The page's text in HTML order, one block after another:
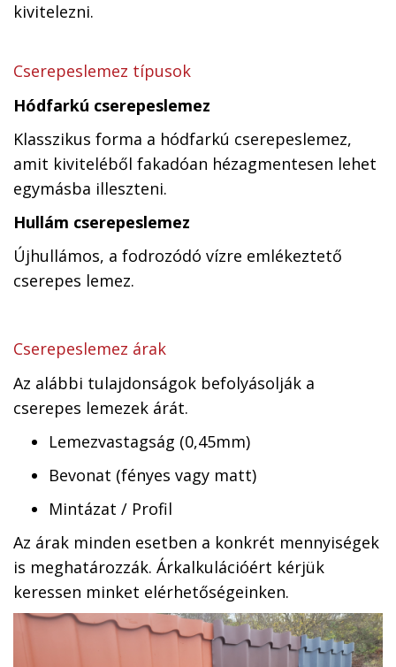
kivitelezni.
Cserepeslemez típusok
Hódfarkú cserepeslemez
Klasszikus forma a hódfarkú cserepeslemez,
amit kiviteléből fakadóan hézagmentesen lehet
egymásba illeszteni.
Hullám cserepeslemez
Újhullámos, a fodrozódó vízre emlékeztető
cserepes lemez.
Cserepeslemez árak
Az alábbi tulajdonságok befolyásolják a
cserepes lemezek árát.
Lemezvastagság (0,45mm)
Bevonat (fényes vagy matt)
Mintázat / Profil
Az árak minden esetben a konkrét mennyiségek
is meghatározzák. Árkalkulációért kérjük
keressen minket elérhetőségeinken.